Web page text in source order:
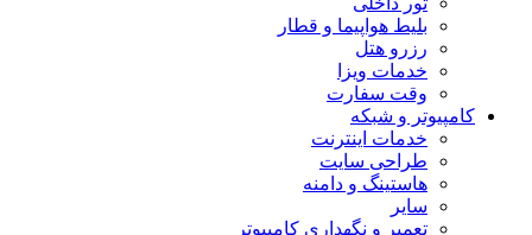
بلیط هواپیما و قطار
رزرو هتل
خدمات ویزا
وقت سفارت
کامپیوتر و شبکه
خدمات اینترنت
طراحی سایت
هاستینگ و دامنه
سایر
تعمیر و نگهداری کامپیوتر